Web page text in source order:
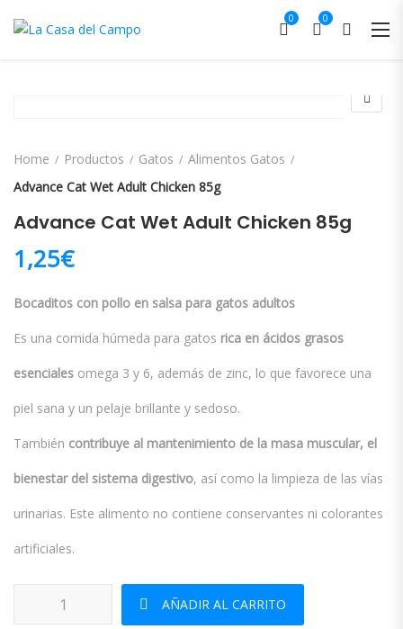
0 0
Home Productos Gatos
Alimentos Gatos
Advance Cat Wet Adult Chicken 85g
Advance Cat Wet Adult Chicken 85g
1,25€
Bocaditos con pollo en salsa para gatos adultos
Es una comida húmeda para gatos rica en ácidos grasos
esenciales omega 3 y 6, además de zinc, lo que favorece una
piel sana y un pelaje brillante y sedoso.
También contribuye al mantenimiento de la masa muscular, el
bienestar del sistema digestivo, así como la limpieza de las vías
urinarias. Este alimento no contiene conservantes ni colorantes
artificiales.
Advance Cat Wet Adult Chicken 85g cantidad
AÑADIR AL CARRITO